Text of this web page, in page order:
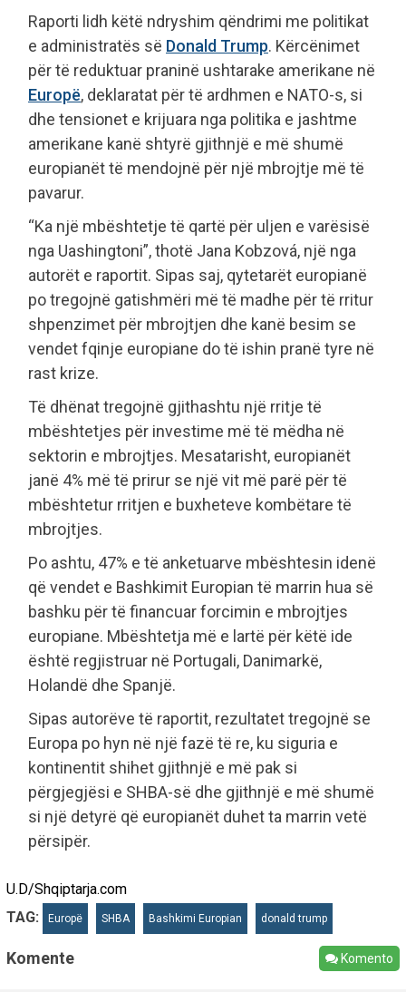
Raporti lidh këtë ndryshim qëndrimi me politikat
e administratës së Donald Trump. Kërcënimet
për të reduktuar praninë ushtarake amerikane në
Europë, deklaratat për të ardhmen e NATO-s, si
dhe tensionet e krijuara nga politika e jashtme
amerikane kanë shtyrë gjithnjë e më shumë
europianët të mendojnë për një mbrojtje më të
pavarur.
“Ka një mbështetje të qartë për uljen e varësisë
nga Uashingtoni”, thotë Jana Kobzová, një nga
autorët e raportit. Sipas saj, qytetarët europianë
po tregojnë gatishmëri më të madhe për të rritur
shpenzimet për mbrojtjen dhe kanë besim se
vendet fqinje europiane do të ishin pranë tyre në
rast krize.
Të dhënat tregojnë gjithashtu një rritje të
mbështetjes për investime më të mëdha në
sektorin e mbrojtjes. Mesatarisht, europianët
janë 4% më të prirur se një vit më parë për të
mbështetur rritjen e buxheteve kombëtare të
mbrojtjes.
Po ashtu, 47% e të anketuarve mbështesin idenë
që vendet e Bashkimit Europian të marrin hua së
bashku për të financuar forcimin e mbrojtjes
europiane. Mbështetja më e lartë për këtë ide
është regjistruar në Portugali, Danimarkë,
Holandë dhe Spanjë.
Sipas autorëve të raportit, rezultatet tregojnë se
Europa po hyn në një fazë të re, ku siguria e
kontinentit shihet gjithnjë e më pak si
përgjegjësi e SHBA-së dhe gjithnjë e më shumë
si një detyrë që europianët duhet ta marrin vetë
përsipër.
U.D/Shqiptarja.com
TAG:
Europë SHBA Bashkimi Europian donald trump
Komente Komento